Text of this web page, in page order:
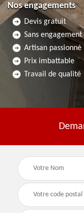
Nos engagements
Devis gratuit
Sans engagement
Artisan passionné
Prix imbattable
Travail de qualité